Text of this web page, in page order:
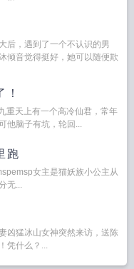
后，遇到了一个不认识的男
倾音觉得挺好，她可以随便欺
重天上有一个高冷仙君，常年
他脑子有坑，轮回...
跑
女主是猫妖族小公主从
无...
凶猛冰山女神突然来访，送陈
凭什么？...